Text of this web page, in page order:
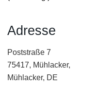
Adresse
Poststraße 7
75417, Mühlacker,
Mühlacker, DE